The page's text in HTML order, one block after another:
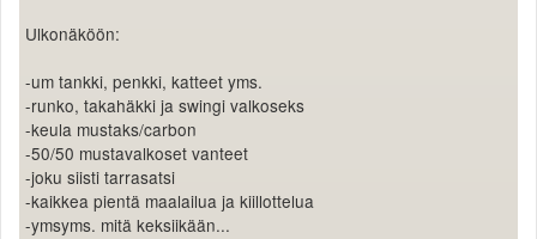
MUUT
Paidat ja vaatteet
Suunnittele oma paita
Mainostus
Palaute
Kevytversio
Ulkonäköön:
-um tankki, penkki, katteet yms.
-runko, takahäkki ja swingi valkoseks
-keula mustaks/carbon
-50/50 mustavalkoset vanteet
-joku siisti tarrasatsi
-kaikkea pientä maalailua ja kiillottelua
-ymsyms. mitä keksiikään...